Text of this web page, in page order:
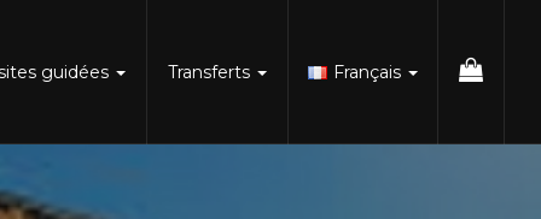
guidées Transferts Français